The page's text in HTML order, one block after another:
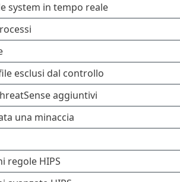
system in tempo reale
esclusi dal controllo
aggiuntivi
una minaccia
regole HIPS